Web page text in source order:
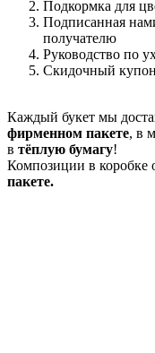
Подкормка для
Подписанная
получателю
Руководство по
Скидочный
Каждый букет мы
фирменном пакете, в
в тёплую бумагу!
Композиции в коробке
пакете.